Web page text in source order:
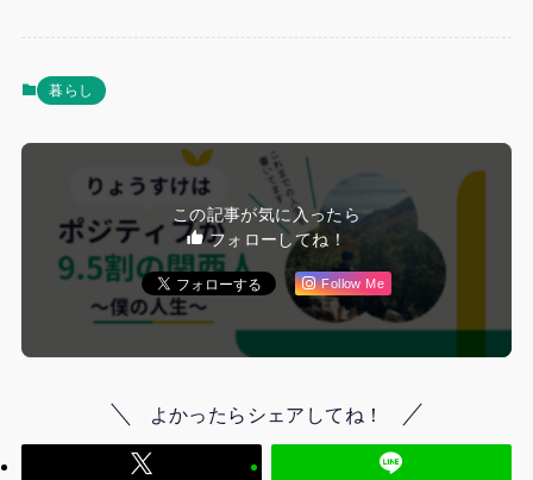
暮らし
この記事が気に入ったら
フォローしてね！
Follow Me
よかったらシェアしてね！